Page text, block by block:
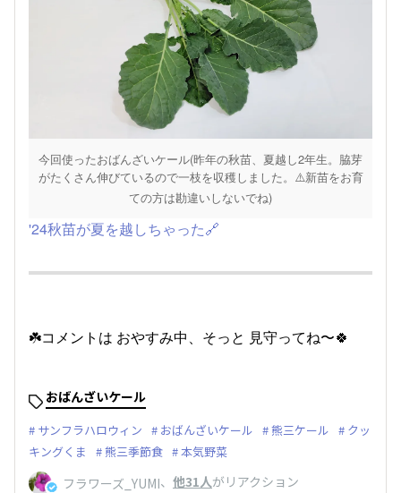
今回使ったおばんざいケール(昨年の秋苗、夏越し2年生。脇芽
がたくさん伸びているので一枝を収穫しました。⚠️新苗をお育
ての方は勘違いしないでね)
'24秋苗が夏を越しちゃった🔗
☘️コメントは おやすみ中、そっと 見守ってね〜🍀
おばんざいケール
サンフラハロウィン おばんざいケール 熊三ケール
クッ
キングくま
熊三季節食 本気野菜
フラワーズ_YUMI、 他31人がリアクション